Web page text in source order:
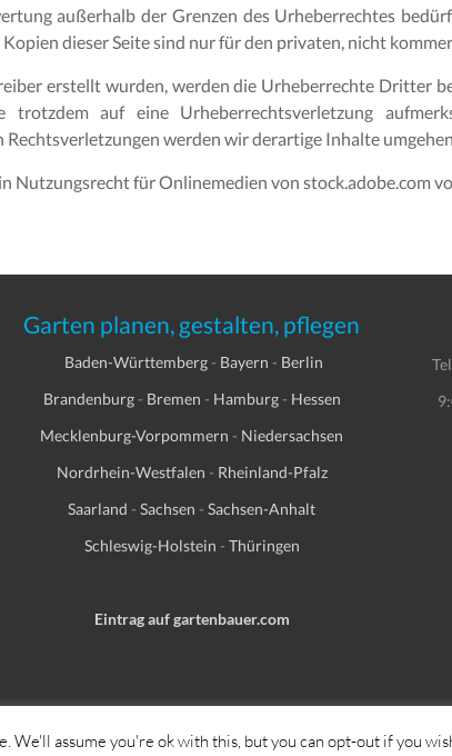
außerhalb der Grenzen des Urheberrechtes
dieser Seite sind nur für den privaten, nicht
erstellt wurden, werden die Urheberrechte Dritter
trotzdem auf eine Urheberrechtsverletzung
werden wir derartige Inhalte
Nutzungsrecht für Onlinemedien von stock.adobe.com
Garten planen, gestalten, pflegen
Baden-Württemberg- Bayern - Berlin
Brandenburg- Bremen - Hamburg- Hessen
Mecklenburg-Vorpommern - Niedersachsen
Nordrhein-Westfalen - Rheinland-Pfalz
Saarland -Sachsen -Sachsen-Anhalt
Schleswig-Holstein - Thüringen
Eintrag auf gartenbauer.com
assume you're ok with this, but you can opt-out if you